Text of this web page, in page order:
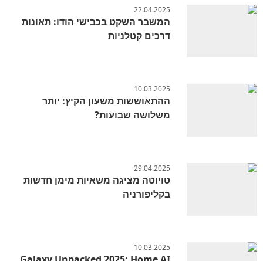
22.04.2025
המשבר השקט בכבישי הודו: תאונות
דרכים קטלניות
10.03.2025
ההתאוששות משעון הקיץ: יותר
משלושה שבועות?
29.04.2025
טויוטה מציגה משאיות מימן חדשות
בקליפורניה
10.03.2025